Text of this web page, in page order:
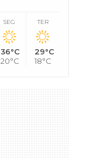
SEG
36°C
20°C
TER
29°C
18°C